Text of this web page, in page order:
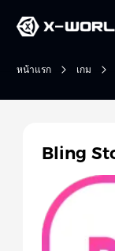
หน้าแรก เกม
Bling